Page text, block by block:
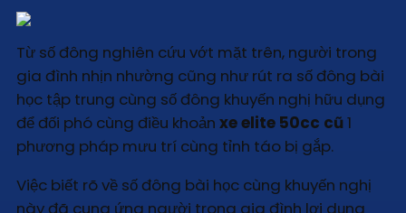
Từ số đông nghiên cứu vớt mặt trên, người trong
gia đình nhịn nhường cũng như rút ra số đông bài
học tập trung cùng số đông khuyến nghị hữu dụng
để đối phó cùng điều khoản xe elite 50cc cũ1
phương pháp mưu trí cùng tỉnh táo bị gắp.
Việc biết rõ về số đông bài học cùng khuyến nghị
này đã cung ứng người trong gia đình lợi dụng